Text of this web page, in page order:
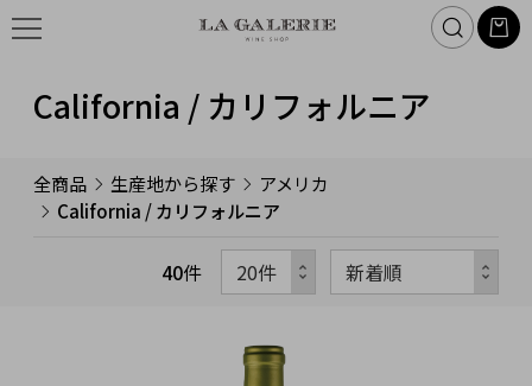
California / カリフォルニア
全商品 生産地から探す
アメリカ
California / カリフォルニア
40件